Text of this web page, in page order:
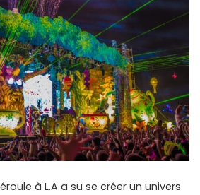
à L.A a su se créer un univers